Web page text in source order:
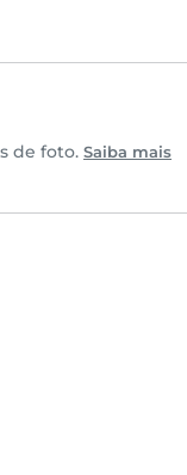
de foto. Saiba mais